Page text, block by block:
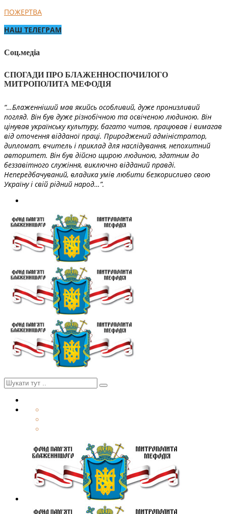
ПОЖЕРТВА
НАШ ТЕЛЕГРАМ
Соц.медіа
СПОГАДИ ПРО БЛАЖЕННОСПОЧИЛОГО
МИТРОПОЛИТА МЕФОДІЯ
“…Блаженніший мав якийсь особливий, дуже пронизливий
погляд. Він був дуже різнобічною та освіченою людиною. Він
цінував українську культуру, багато читав, працював і вимагав
від оточення відданої праці. Природжений адміністратор,
дипломат, вчитель і приклад для наслідування, непохитний
авторитет. Він був дійсно щирою людиною, здатним до
беззавітного служіння, виключно відданий правді.
Непередбачуваний, владика умів любити безкорисливо свою
Україну і свій рідний народ…”.